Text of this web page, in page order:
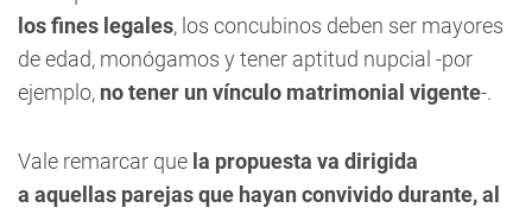
los fines legales, los concubinos deben ser mayores
de edad, monógamos y tener aptitud nupcial -por
ejemplo, no tener un vínculo matrimonial vigente-.
Vale remarcar que la propuesta va dirigida
a aquellas parejas que hayan convivido durante, al